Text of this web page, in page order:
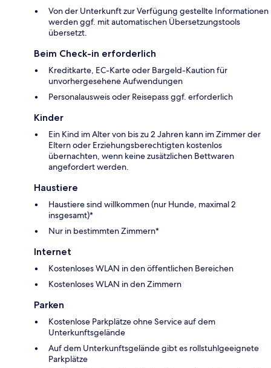
Von der Unterkunft zur Verfügung gestellte Informationen
werden ggf. mit automatischen Übersetzungstools
übersetzt.
Beim Check-in erforderlich
Kreditkarte, EC-Karte oder Bargeld-Kaution für
unvorhergesehene Aufwendungen
Personalausweis oder Reisepass ggf. erforderlich
Kinder
Ein Kind im Alter von bis zu 2 Jahren kann im Zimmer der
Eltern oder Erziehungsberechtigten kostenlos
übernachten, wenn keine zusätzlichen Bettwaren
angefordert werden.
Haustiere
Haustiere sind willkommen (nur Hunde, maximal 2
insgesamt)*
Nur in bestimmten Zimmern*
Internet
Kostenloses WLAN in den öffentlichen Bereichen
Kostenloses WLAN in den Zimmern
Parken
Kostenlose Parkplätze ohne Service auf dem
Unterkunftsgelände
Auf dem Unterkunftsgelände gibt es rollstuhlgeeignete
Parkplätze